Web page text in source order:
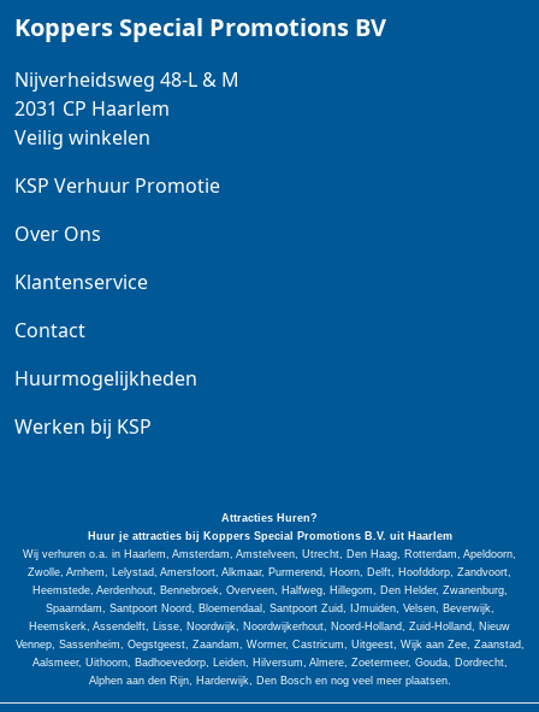
Koppers Special Promotions BV
Nijverheidsweg 48-L & M
2031 CP Haarlem
Veilig winkelen
KSP Verhuur Promotie
Over Ons
Klantenservice
Contact
Huurmogelijkheden
Werken bij KSP
Attracties Huren?
Huur je attracties bij Koppers Special
PromotionsB.V. uit Haarlem
Wij verhuren o.a. in Haarlem, Amsterdam, Amstelveen, Utrecht, Den Haag, Rotterdam, Apeldoorn,
Zwolle, Arnhem, Lelystad, Amersfoort, Alkmaar, Purmerend, Hoorn, Delft, Hoofddorp, Zandvoort,
Heemstede, Aerdenhout, Bennebroek, Overveen, Halfweg, Hillegom, Den Helder, Zwanenburg,
Spaarndam, Santpoort Noord, Bloemendaal, Santpoort Zuid, IJmuiden, Velsen, Beverwijk,
Heemskerk, Assendelft, Lisse, Noordwijk, Noordwijkerhout, Noord-Holland, Zuid-Holland, Nieuw
Vennep, Sassenheim, Oegstgeest, Zaandam, Wormer, Castricum, Uitgeest, Wijk aan Zee, Zaanstad,
Aalsmeer, Uithoorn, Badhoevedorp, Leiden, Hilversum, Almere, Zoetermeer, Gouda, Dordrecht,
Alphen aan den Rijn, Harderwijk, Den Bosch en nog veel meer plaatsen.